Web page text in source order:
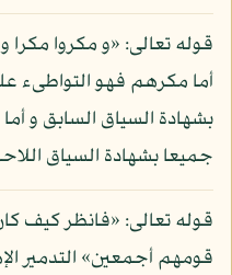
قوله تعالى: «و مكروا
أما مكرهم فهو التواطىء
بشهادة السياق السابق و
جميعا بشهادة السياق
قوله تعالى: «فانظر كيف
قومهم أجمعين» التدمير